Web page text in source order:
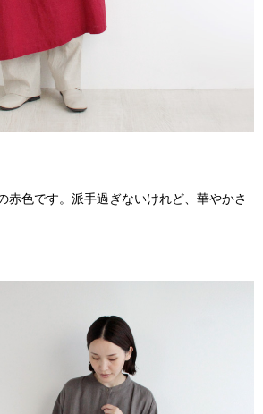
赤色です。派手過ぎないけれど、華やかさ